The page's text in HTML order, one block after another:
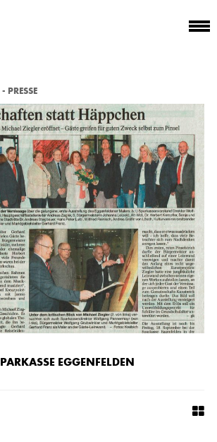
PRESSE
EGGENFELDEN